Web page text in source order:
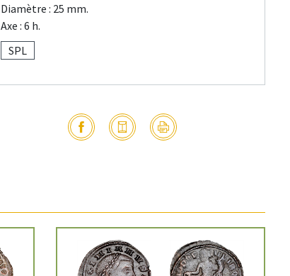
Diamètre : 25 mm.
Axe : 6 h.
SPL